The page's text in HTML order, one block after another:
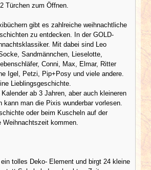
Türchen zum Öffnen.
gibt es zahlreiche weihnachtliche
zu entdecken. In der GOLD-
Mit dabei sind Leo
Sandmännchen, Lieselotte,
Conni, Max, Elmar, Ritter
Igel, Petzi, Pip+Posy und viele andere.
Lieblingsgeschichte.
ab 3 Jahren, aber auch kleineren
kann man die Pixis wunderbar vorlesen.
oder beim Kuscheln auf der
Weihnachtszeit kommen.
tolles Deko- Element und birgt 24 kleine